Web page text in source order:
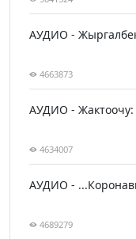
АУДИО -
4663873
АУДИО - Жактоочу:
4634007
АУДИО -
4689279